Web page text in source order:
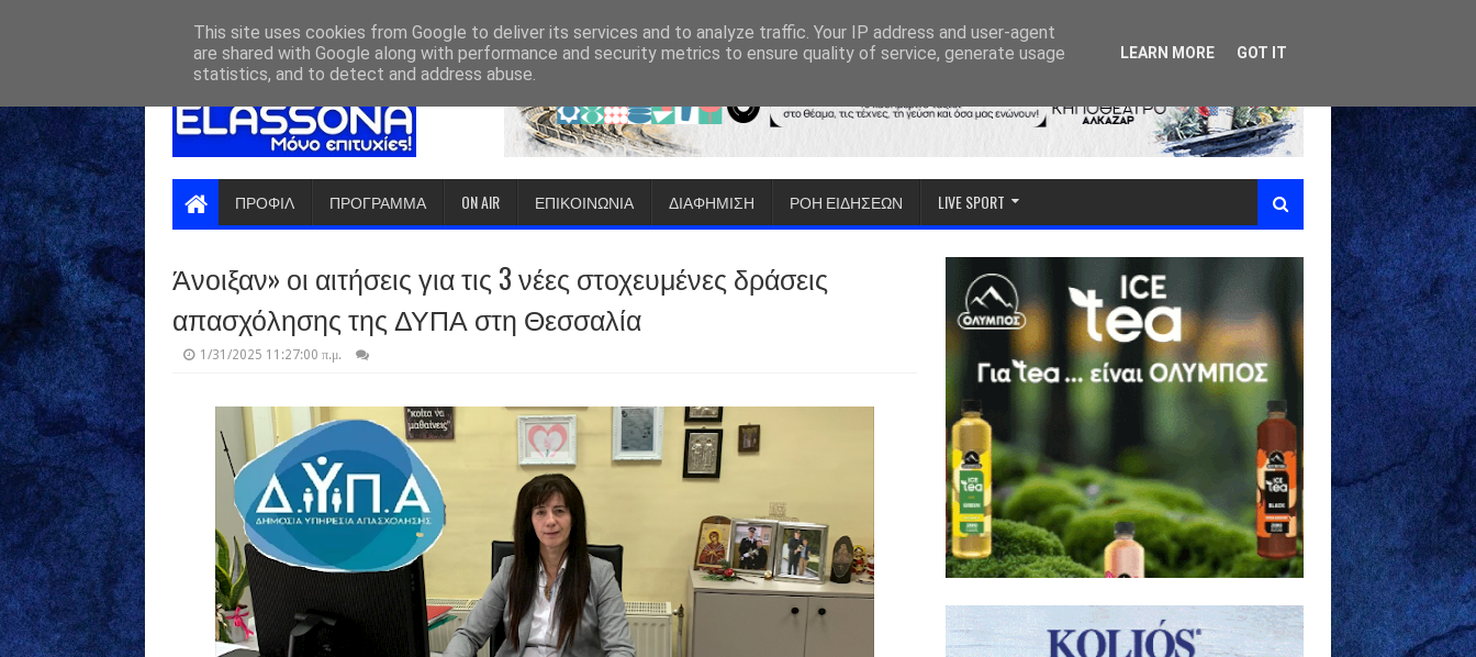
ΠΡΟΦΙΛ ΠΡΟΓΡΑΜΜΑ ON AIR ΕΠΙΚΟΙΝΩΝΙΑ ΔΙΑΦΗΜΙΣΗ ΡΟΗ ΕΙΔΗΣΕΩΝ LIVE SPORT
Άνοιξαν» οι αιτήσεις για τις 3 νέες στοχευμένες δράσεις
απασχόλησης της ΔΥΠΑ στη Θεσσαλία
1/31/2025 11:27:00 π.μ.
This site uses cookies from Google to deliver its services and to analyze traffic. Your IP address and user-agent
are shared with Google along with performance and security metrics to ensure quality of service, generate usage
statistics, and to detect and address abuse.
LEARN MORE GOT IT